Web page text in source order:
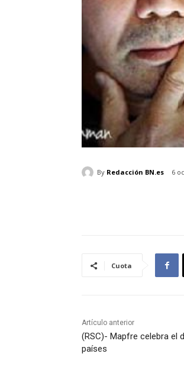
By Redacción BN.es 6
Cuota
Artículo anterior
(RSC)- Mapfre celebra el
países